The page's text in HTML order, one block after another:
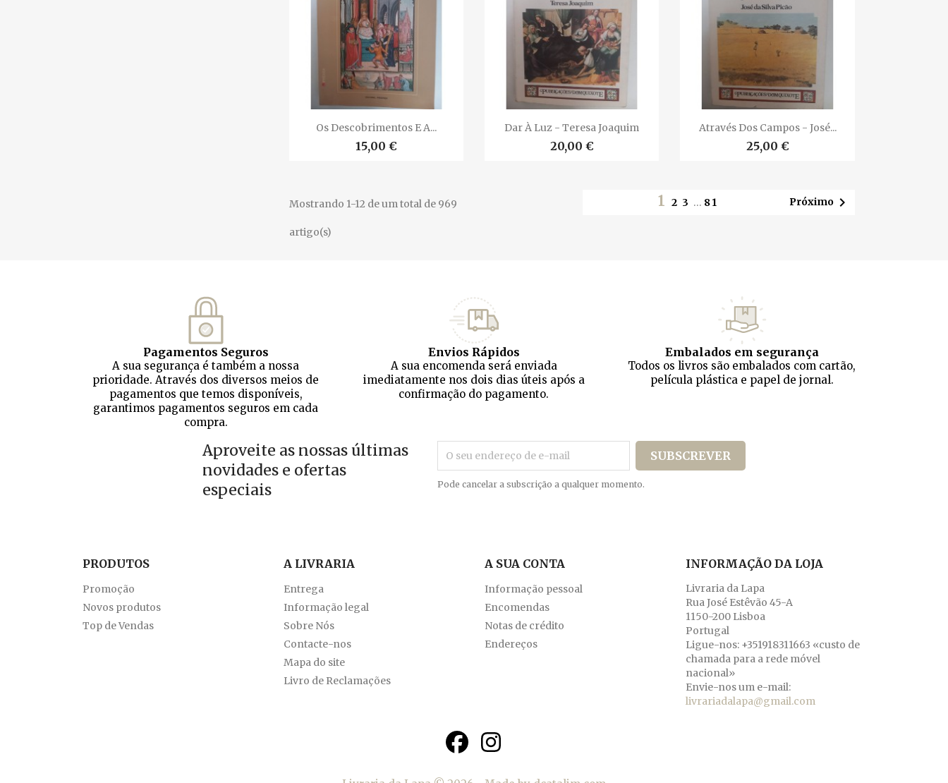
Vista rápida
Os Descobrimentos E A...
15,00 €
Vista rápida
Dar À Luz - Teresa Joaquim
20,00 €
Vista rápida
Através Dos Campos - José...
25,00 €
Mostrando 1-12 de um total de 969
artigo(s)
1 2 3 … 81 Próximo
Pagamentos Seguros
A sua segurança é também a nossa
prioridade. Através dos diversos meios de
pagamentos que temos disponíveis,
garantimos pagamentos seguros em cada
compra.
Envios Rápidos
A sua encomenda será enviada
imediatamente nos dois dias úteis após a
confirmação do pagamento.
Embalados em segurança
Todos os livros são embalados com cartão,
película plástica e papel de jornal.
Aproveite as nossas últimas
novidades e ofertas
especiais
Pode cancelar a subscrição a qualquer momento.
PRODUTOS
Promoção
Novos produtos
Top de Vendas
A LIVRARIA
Entrega
Informação legal
Sobre Nós
Contacte-nos
Mapa do site
Livro de Reclamações
A SUA CONTA
Informação pessoal
Encomendas
Notas de crédito
Endereços
INFORMAÇÃO DA LOJA
Livraria da Lapa
Rua José Estêvão 45-A
1150-200 Lisboa
Portugal
Ligue-nos: +351918311663 «custo de
chamada para a rede móvel
nacional»
Envie-nos um e-mail:
livrariadalapa@gmail.com